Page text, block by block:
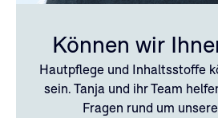
Können wir
Hautpflege und Inhaltsstoffe
sein. Tanja und ihr Team
Fragen rund um